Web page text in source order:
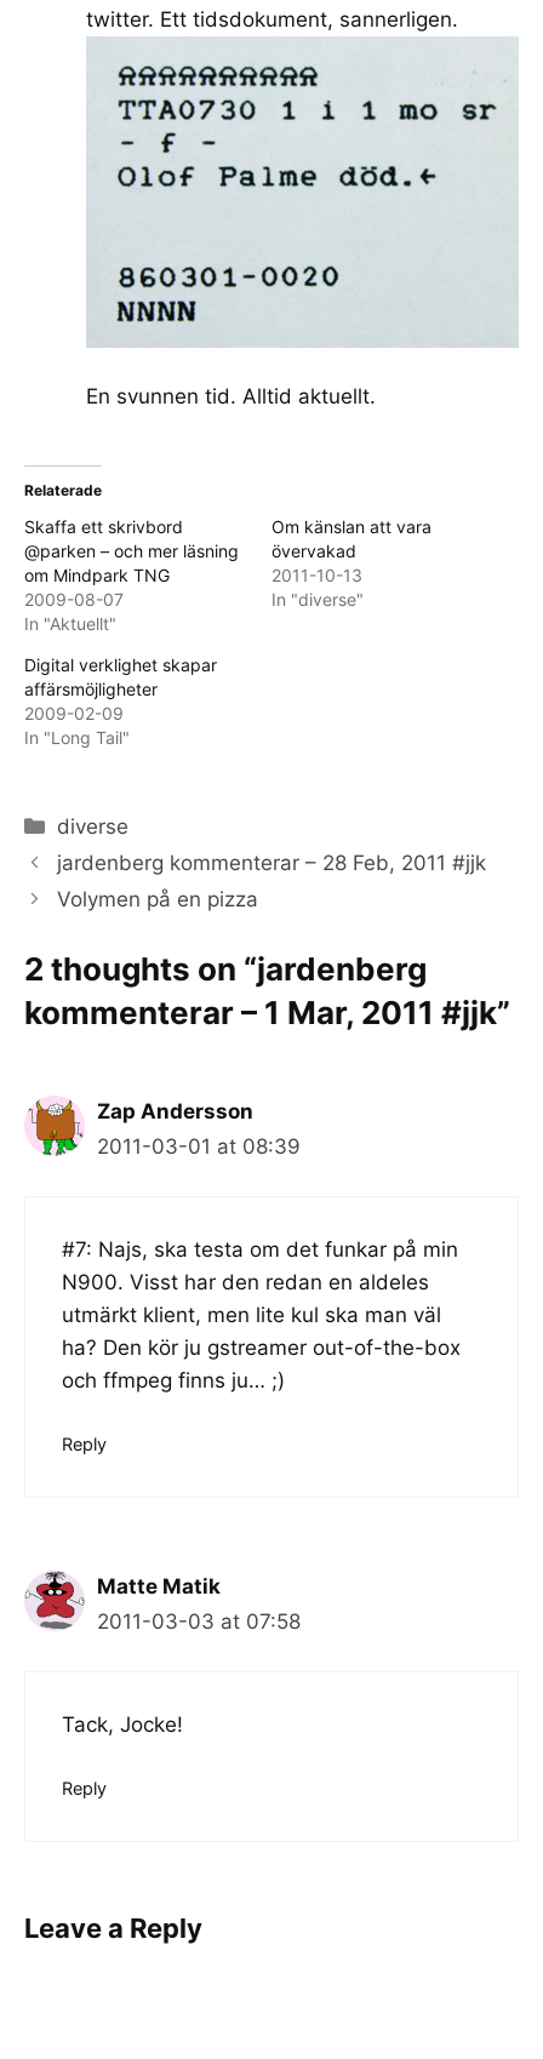
twitter. Ett tidsdokument, sannerligen.
En svunnen tid. Alltid aktuellt.
Relaterade
Skaffa ett skrivbord
@parken – och mer läsning
om Mindpark TNG
2009-08-07
In "Aktuellt"
Om känslan att vara
övervakad
2011-10-13
In "diverse"
Digital verklighet skapar
affärsmöjligheter
2009-02-09
In "Long Tail"
Categories
diverse
jardenberg kommenterar – 28 Feb, 2011 #jjk
Volymen på en pizza
2 thoughts on “jardenberg
kommenterar – 1 Mar, 2011 #jjk”
Zap Andersson
2011-03-01 at 08:39
#7: Najs, ska testa om det funkar på min
N900. Visst har den redan en aldeles
utmärkt klient, men lite kul ska man väl
ha? Den kör ju gstreamer out-of-the-box
och ffmpeg finns ju… ;)
Reply
Matte Matik
2011-03-03 at 07:58
Tack, Jocke!
Reply
Leave a Reply